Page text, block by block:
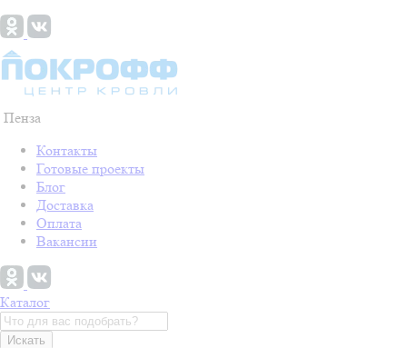
Пенза
Контакты
Готовые проекты
Блог
Доставка
Оплата
Вакансии
Каталог
Искать